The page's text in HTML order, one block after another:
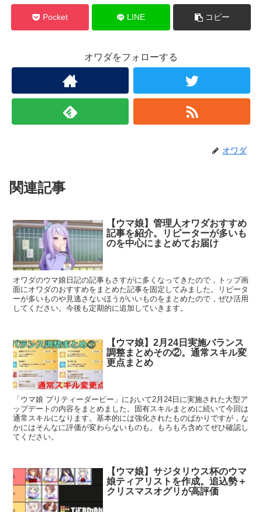
Pocket LINE コピー
オワダをフォローする
オワダ
関連記事
【ウマ娘】管理人オワダおすすめ
記事を紹介。リピーターが多いも
のを中心にまとめてお届け
オワダのウマ娘日記の記事もさすがに多くなってきたので，トップ画
面にオワダのおすすめをまとめた記事を固定してみました。リピータ
ーが多いものや見逃さないほうがいいものをまとめたので，ぜひ活用
してください。今後も定期的に追加していきます。
【ウマ娘】2月24日実施バランス
調整まとめその②。通常スキル変
更点まとめ
「ウマ娘 プリティーダービー」において2月24日に実施された大型ア
ップデートの内容をまとめました。固有スキルまとめに続いて今回は
通常スキルになります。基本的には強化されたものばかりですが，な
かにはそんなに評価が変わらないものも。もろもろ含めてぜひ確認し
てください。
【ウマ娘】サジタリウス杯のウマ
娘ティアリストを作成。追込勢＋
クリスマスオグリが高評価